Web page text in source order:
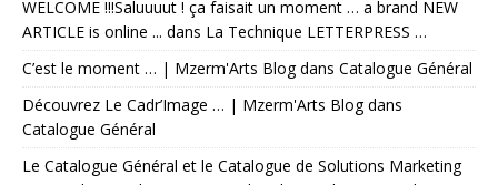
WELCOME !!!Saluuuut ! ça faisait un moment … a brand NEW
ARTICLE is online ... dans La Technique LETTERPRESS …
C’est le moment … | Mzerm'Arts Blogdans Catalogue Général
Découvrez Le Cadr’Image … | Mzerm'Arts Blogdans
Catalogue Général
Le Catalogue Général et le Catalogue de Solutions Marketing